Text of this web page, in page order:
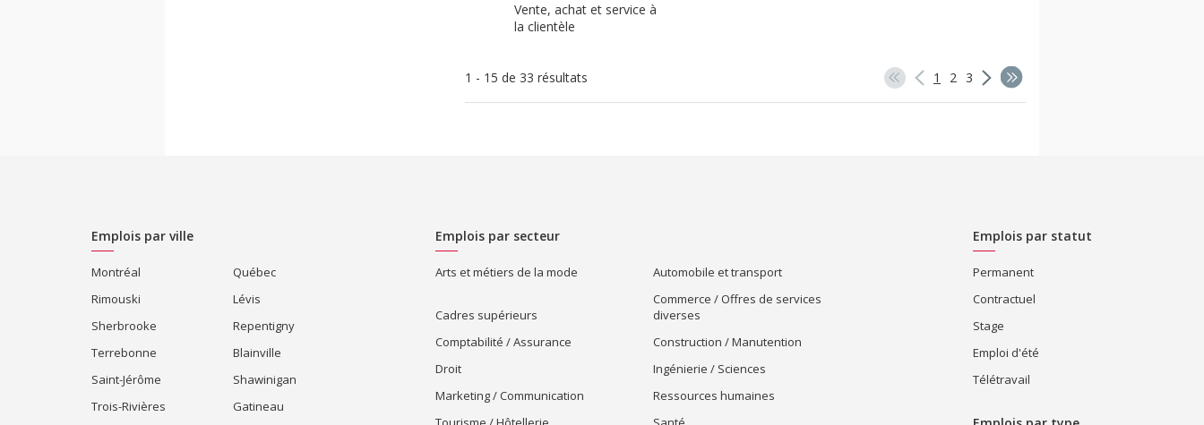
Vente, achat et service à
la clientèle
1 - 15 de 33 résultats 1 2 3
Emplois par ville
Montréal
Québec
Rimouski
Lévis
Sherbrooke
Repentigny
Terrebonne
Blainville
Saint-Jérôme
Shawinigan
Trois-Rivières
Gatineau
Emplois par secteur
Arts et métiers de la mode Automobile et transport
Cadres supérieurs
Commerce / Offres de services
diverses
Comptabilité / Assurance
Construction / Manutention
Droit
Ingénierie / Sciences
Marketing / Communication
Ressources humaines
Emplois par statut
Permanent
Contractuel
Stage
Emploi d'été
Télétravail